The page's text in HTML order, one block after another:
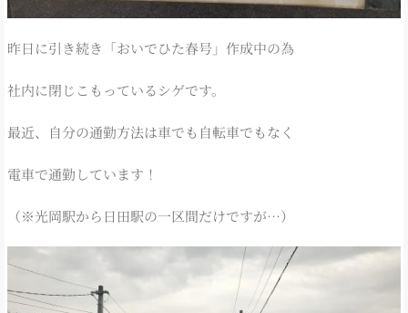
昨日に引き続き「おいでひた春号」作成中の為
社内に閉じこもっているシゲです。
最近、自分の通勤方法は車でも自転車でもなく
電車で通勤しています！
（※光岡駅から日田駅の一区間だけですが…）